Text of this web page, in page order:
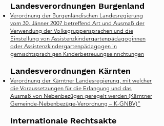
Landesverordnungen Burgenland
Verordnung der Burgenländischen Landesregierung
vom 30. Jänner 2007 betreffend Art und Ausmaß der
Verwendung der Volksgruppensprachen und die
Einstellung von Assistenzkindergartenpädagoginnen
oder Assistenzkindergartenpädagogen in
gemischtsprachigen Kinderbetreuungseinrichtungen
Landesverordnungen Kärnten
Verordnung der Kärntner Landesregierung, mit welcher
die Voraussetzungen für die Erlangung und das
Ausmaß von Nebenbezügen geregelt werden (Kärntner
Gemeinde-Nebenbezüge-Verordnung – K-GNBV)“
Internationale Rechtsakte